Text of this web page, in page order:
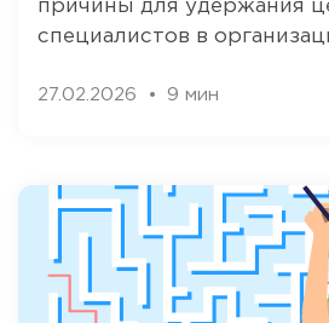
причины для удержания
специалистов в
27.02.2026 9 мин